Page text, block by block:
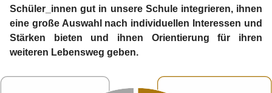
Schüler_innen gut in unsere Schule integrieren, ihnen
eine große Auswahl nach individuellen Interessen und
Stärken bieten und ihnen Orientierung für ihren
weiteren Lebensweg geben.